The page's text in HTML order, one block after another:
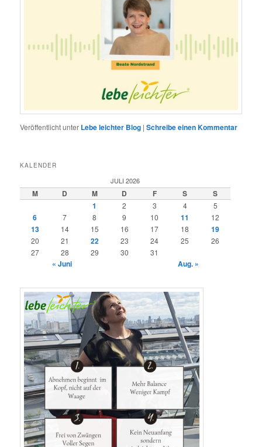
Veröffentlicht unter Lebe leichter Blog |Schreibe einen Kommentar
KALENDER
JULI 2026
M D M D F S
S
1
2 3 4 5
6 7 8 9 10 11 12
13 14 15 16 17 18 19
20 21 22 23 24 25
26
27
28 29 30 31
« Juni Aug. »